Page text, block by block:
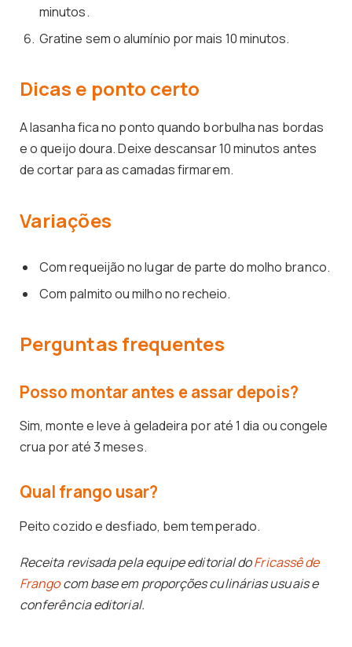
minutos.
Gratine sem o alumínio por mais 10 minutos.
Dicas e ponto certo
A lasanha fica no ponto quando borbulha nas bordas
e o queijo doura. Deixe descansar 10 minutos antes
de cortar para as camadas firmarem.
Variações
Com requeijão no lugar de parte do molho branco.
Com palmito ou milho no recheio.
Perguntas frequentes
Posso montar antes e assar depois?
Sim, monte e leve à geladeira por até 1 dia ou congele
crua por até 3 meses.
Qual frango usar?
Peito cozido e desfiado, bem temperado.
Receita revisada pela equipe editorial doFricassê de
Frangocom base em proporções culinárias usuais e
conferência editorial.